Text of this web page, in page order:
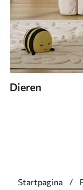
Dieren
Startpagina